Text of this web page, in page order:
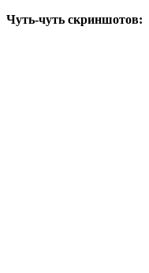
Чуть-чуть скриншотов: